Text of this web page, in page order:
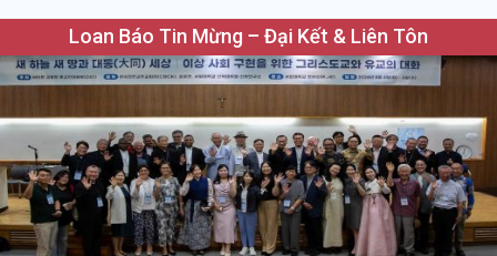
Loan Báo Tin Mừng – Đại Kết & Liên Tôn